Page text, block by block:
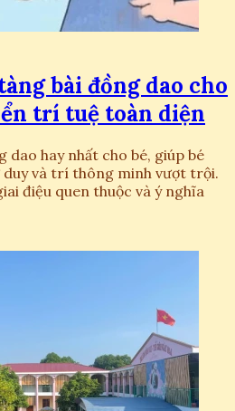
bài đồng dao cho
trí tuệ toàn diện
dao hay nhất cho bé, giúp bé
và trí thông minh vượt trội.
điệu quen thuộc và ý nghĩa